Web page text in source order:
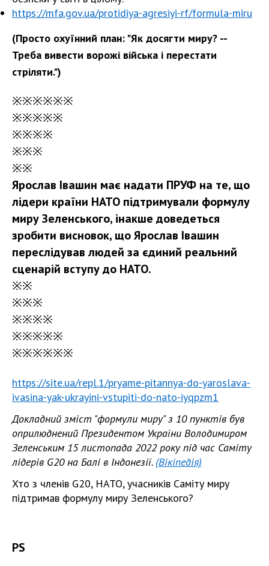
https://mfa.gov.ua/protidiya-agresiyi-rf/formula-miru
(Просто охуїнний план: "Як досягти миру? --
Треба вивести ворожі війська і перестати
стріляти.")
※※※※※※
※※※※※
※※※※
※※※
※※
Ярослав Івашин має надати ПРУФ на те, що
лідери країни НАТО підтримували формулу
миру Зеленського, інакше доведеться
зробити висновок, що Ярослав Івашин
переслідував людей за єдиний реальний
сценарій вступу до НАТО.
※※
※※※
※※※※
※※※※※
※※※※※※
https://site.ua/repl.1/pryame-pitannya-do-yaroslava-
ivasina-yak-ukrayini-vstupiti-do-nato-iyqpzm1
Докладний зміст "формули миру" з 10 пунктів був
оприлюднений Президентом України Володимиром
Зеленським 15 листопада 2022 року під час Саміту
лідерів G20 на Балі в Індонезії. (Вікіпедія)
Хто з членів G20, НАТО, учасників Саміту миру
підтримав формулу миру Зеленського?
PS